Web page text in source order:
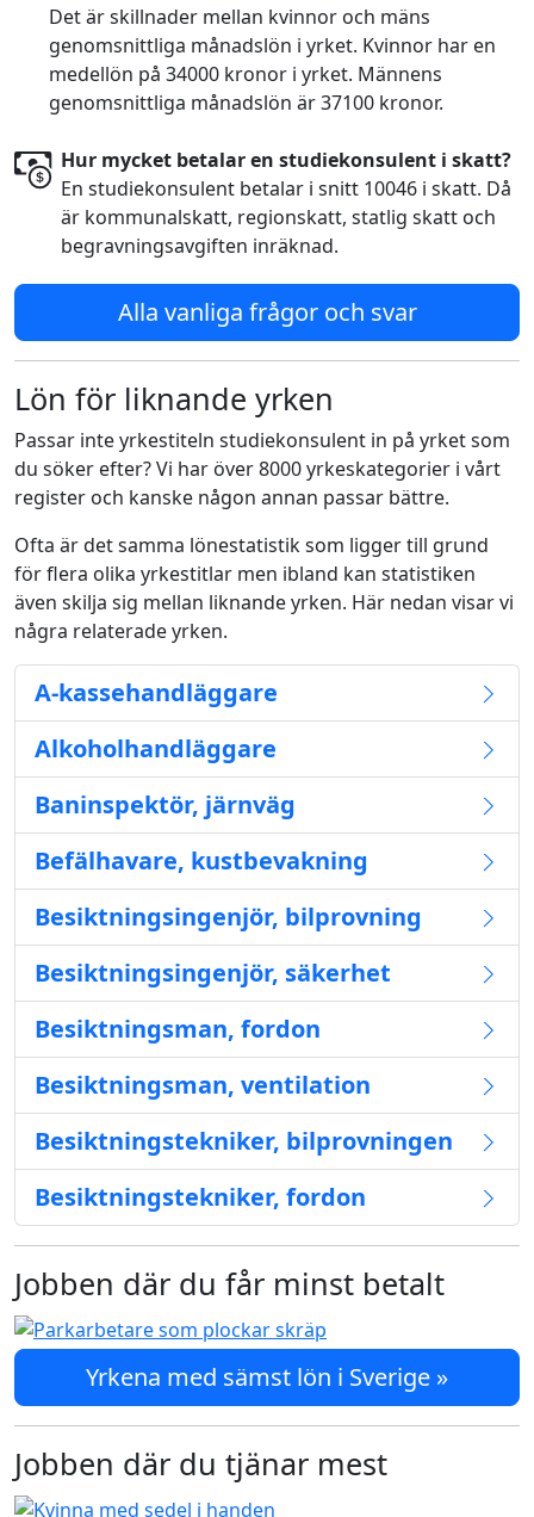
Det är skillnader mellan kvinnor och mäns
genomsnittliga månadslön i yrket. Kvinnor har en
medellön på 34000 kronor i yrket. Männens
genomsnittliga månadslön är 37100 kronor.
Hur mycket betalar en studiekonsulent i skatt?
En studiekonsulent betalar i snitt 10046 i skatt. Då
är kommunalskatt, regionskatt, statlig skatt och
begravningsavgiften inräknad.
Alla vanliga frågor och svar
Lön för liknande yrken
Passar inte yrkestiteln studiekonsulent in på yrket som
du söker efter? Vi har över 8000 yrkeskategorier i vårt
register och kanske någon annan passar bättre.
Ofta är det samma lönestatistik som ligger till grund
för flera olika yrkestitlar men ibland kan statistiken
även skilja sig mellan liknande yrken. Här nedan visar vi
några relaterade yrken.
A-kassehandläggare
Alkoholhandläggare
Baninspektör, järnväg
Befälhavare, kustbevakning
Besiktningsingenjör, bilprovning
Besiktningsingenjör, säkerhet
Besiktningsman, fordon
Besiktningsman, ventilation
Besiktningstekniker, bilprovningen
Besiktningstekniker, fordon
Jobben där du får minst betalt
Yrkena med sämst lön i Sverige »
Jobben där du tjänar mest